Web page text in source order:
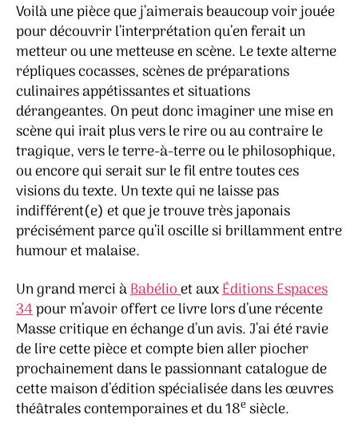
Voilà une pièce que j’aimerais beaucoup voir jouée
pour découvrir l’interprétation qu’en ferait un
metteur ou une metteuse en scène. Le texte alterne
répliques cocasses, scènes de préparations
culinaires appétissantes et situations
dérangeantes. On peut donc imaginer une mise en
scène qui irait plus vers le rire ou au contraire le
tragique, vers le terre-à-terre ou le philosophique,
ou encore qui serait sur le fil entre toutes ces
visions du texte. Un texte qui ne laisse pas
indifférent(e) et que je trouve très japonais
précisément parce qu’il oscille si brillamment entre
humour et malaise.
Un grand merci àBabélioet auxÉditions Espaces
34pour m’avoir offert ce livre lors d’une récente
Masse critique en échange d’un avis. J’ai été ravie
de lire cette pièce et compte bien aller piocher
prochainement dans le passionnant catalogue de
cette maison d’édition spécialisée dans les œuvres
théâtrales contemporaines et du 18esiècle.